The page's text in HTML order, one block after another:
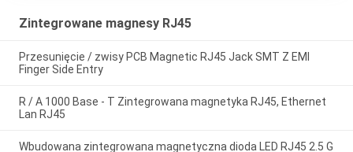
Zintegrowane magnesy RJ45
Przesunięcie / zwisy PCB Magnetic RJ45 Jack SMT Z EMI
Finger Side Entry
R / A 1000 Base - T Zintegrowana magnetyka RJ45, Ethernet
Lan RJ45
Wbudowana zintegrowana magnetyczna dioda LED RJ45 2.5 G